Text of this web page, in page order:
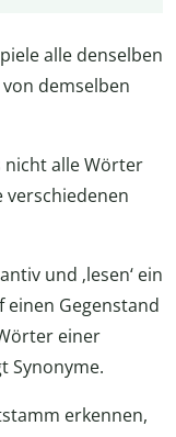
alle denselben
von demselben
nicht alle Wörter
verschiedenen
und ‚lesen‘ ein
einen Gegenstand
einer
Synonyme.
erkennen,